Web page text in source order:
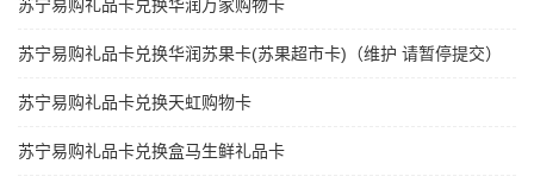
苏宁易购礼品卡兑换华润万家购物卡
苏宁易购礼品卡兑换华润苏果卡(苏果超市卡)（维护 请暂停提交）
苏宁易购礼品卡兑换天虹购物卡
苏宁易购礼品卡兑换盒马生鲜礼品卡